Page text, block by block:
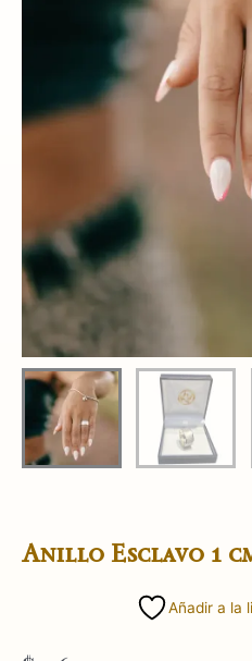
Anillo Esclavo 1
Añadir a la